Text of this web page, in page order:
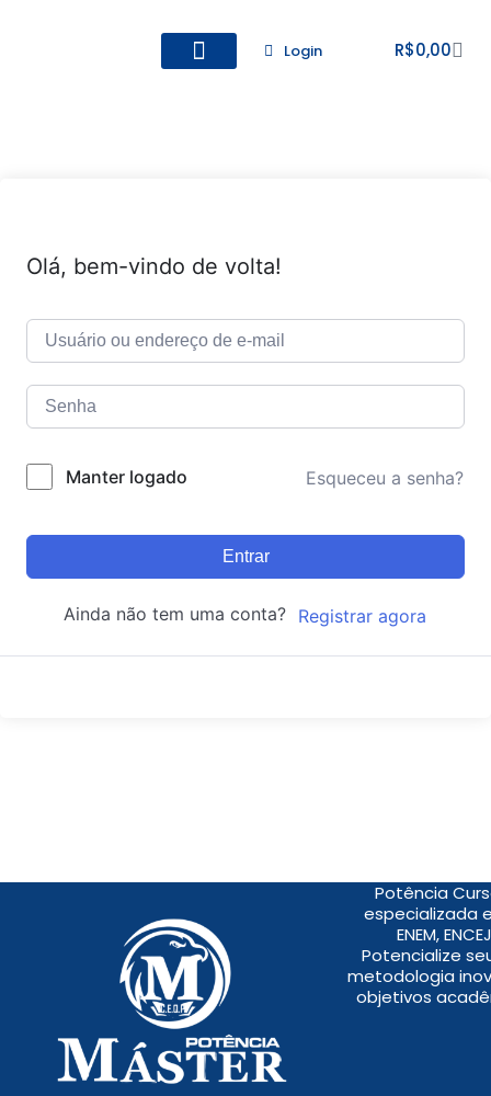
Login R$0,00
Olá, bem-vindo de volta!
Manter logado Esqueceu a senha?
Entrar
Ainda não tem uma conta? Registrar agora
Potência
especializada
ENEM,
Potencialize
metodologia
objetivos